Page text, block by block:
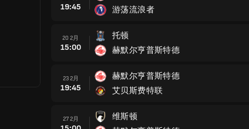
19:45
游荡流浪者
20 2月
15:00
托顿
赫默尔亨普斯特德
23 2月
19:45
赫默尔亨普斯特德
艾贝斯费特联
27 2月
维斯顿